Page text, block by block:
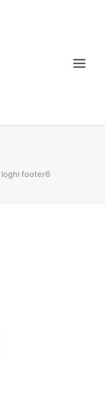
loghi footer6